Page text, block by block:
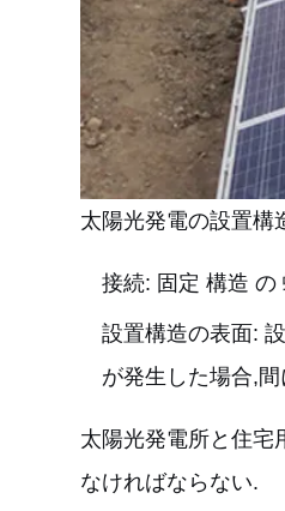
太陽光発電の設置構
接続: 固定 構造 の
設置構造の表面:
が発生した場合,
太陽光発電所と住宅
なければならない.